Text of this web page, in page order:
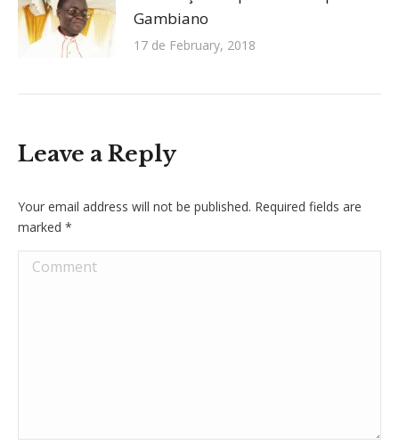
Gambiano
17 de February, 2018
Leave a Reply
Your email address will not be published. Required fields are
marked *
Comment